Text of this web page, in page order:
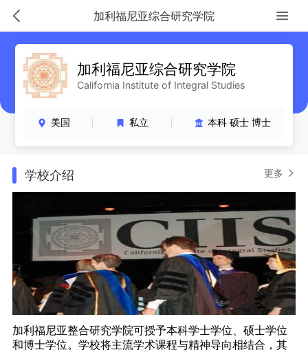
加利福尼亚综合研究学院
加利福尼亚综合研究学院
California Institute of Integral Studies
美国 私立 本科 硕士 博士
学校介绍 更多
加利福尼亚整合研究学院可授予本科学士学位、硕士学位
和博士学位。学校将主流学术课程与精神导向相结合，其